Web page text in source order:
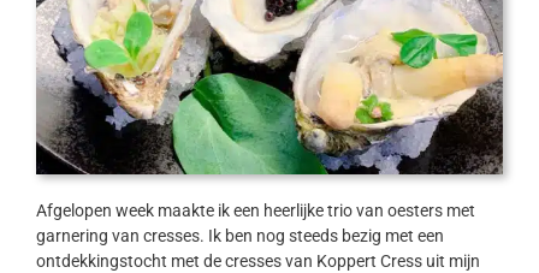
Afgelopen week maakte ik een heerlijke trio van oesters met
garnering van cresses. Ik ben nog steeds bezig met een
ontdekkingstocht met de cresses van Koppert Cress uit mijn